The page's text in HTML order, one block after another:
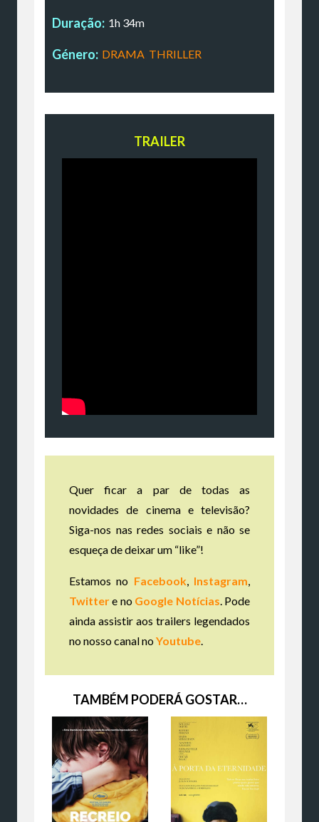
Duração: 1h 34m
Género: DRAMA THRILLER
TRAILER
Quer ficar a par de todas as
novidades de cinema e televisão?
Siga-nos nas redes sociais e não se
esqueça de deixar um “like”!
Estamos no Facebook, Instagram
Twittere no Google Notícias . Pode
ainda assistir aos trailers legendados
no nosso canal noYoutube
TAMBÉM PODERÁ GOSTAR…